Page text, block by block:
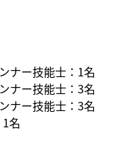
ナー技能士：1名
ナー技能士：3名
ナー技能士：3名
名